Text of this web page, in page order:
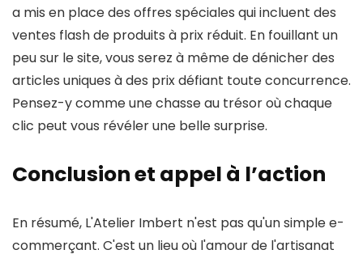
a mis en place des offres spéciales qui incluent des
ventes flash de produits à prix réduit. En fouillant un
peu sur le site, vous serez à même de dénicher des
articles uniques à des prix défiant toute concurrence.
Pensez-y comme une chasse au trésor où chaque
clic peut vous révéler une belle surprise.
Conclusion et appel à l’action
En résumé, L'Atelier Imbert n'est pas qu'un simple e-
commerçant. C'est un lieu où l'amour de l'artisanat